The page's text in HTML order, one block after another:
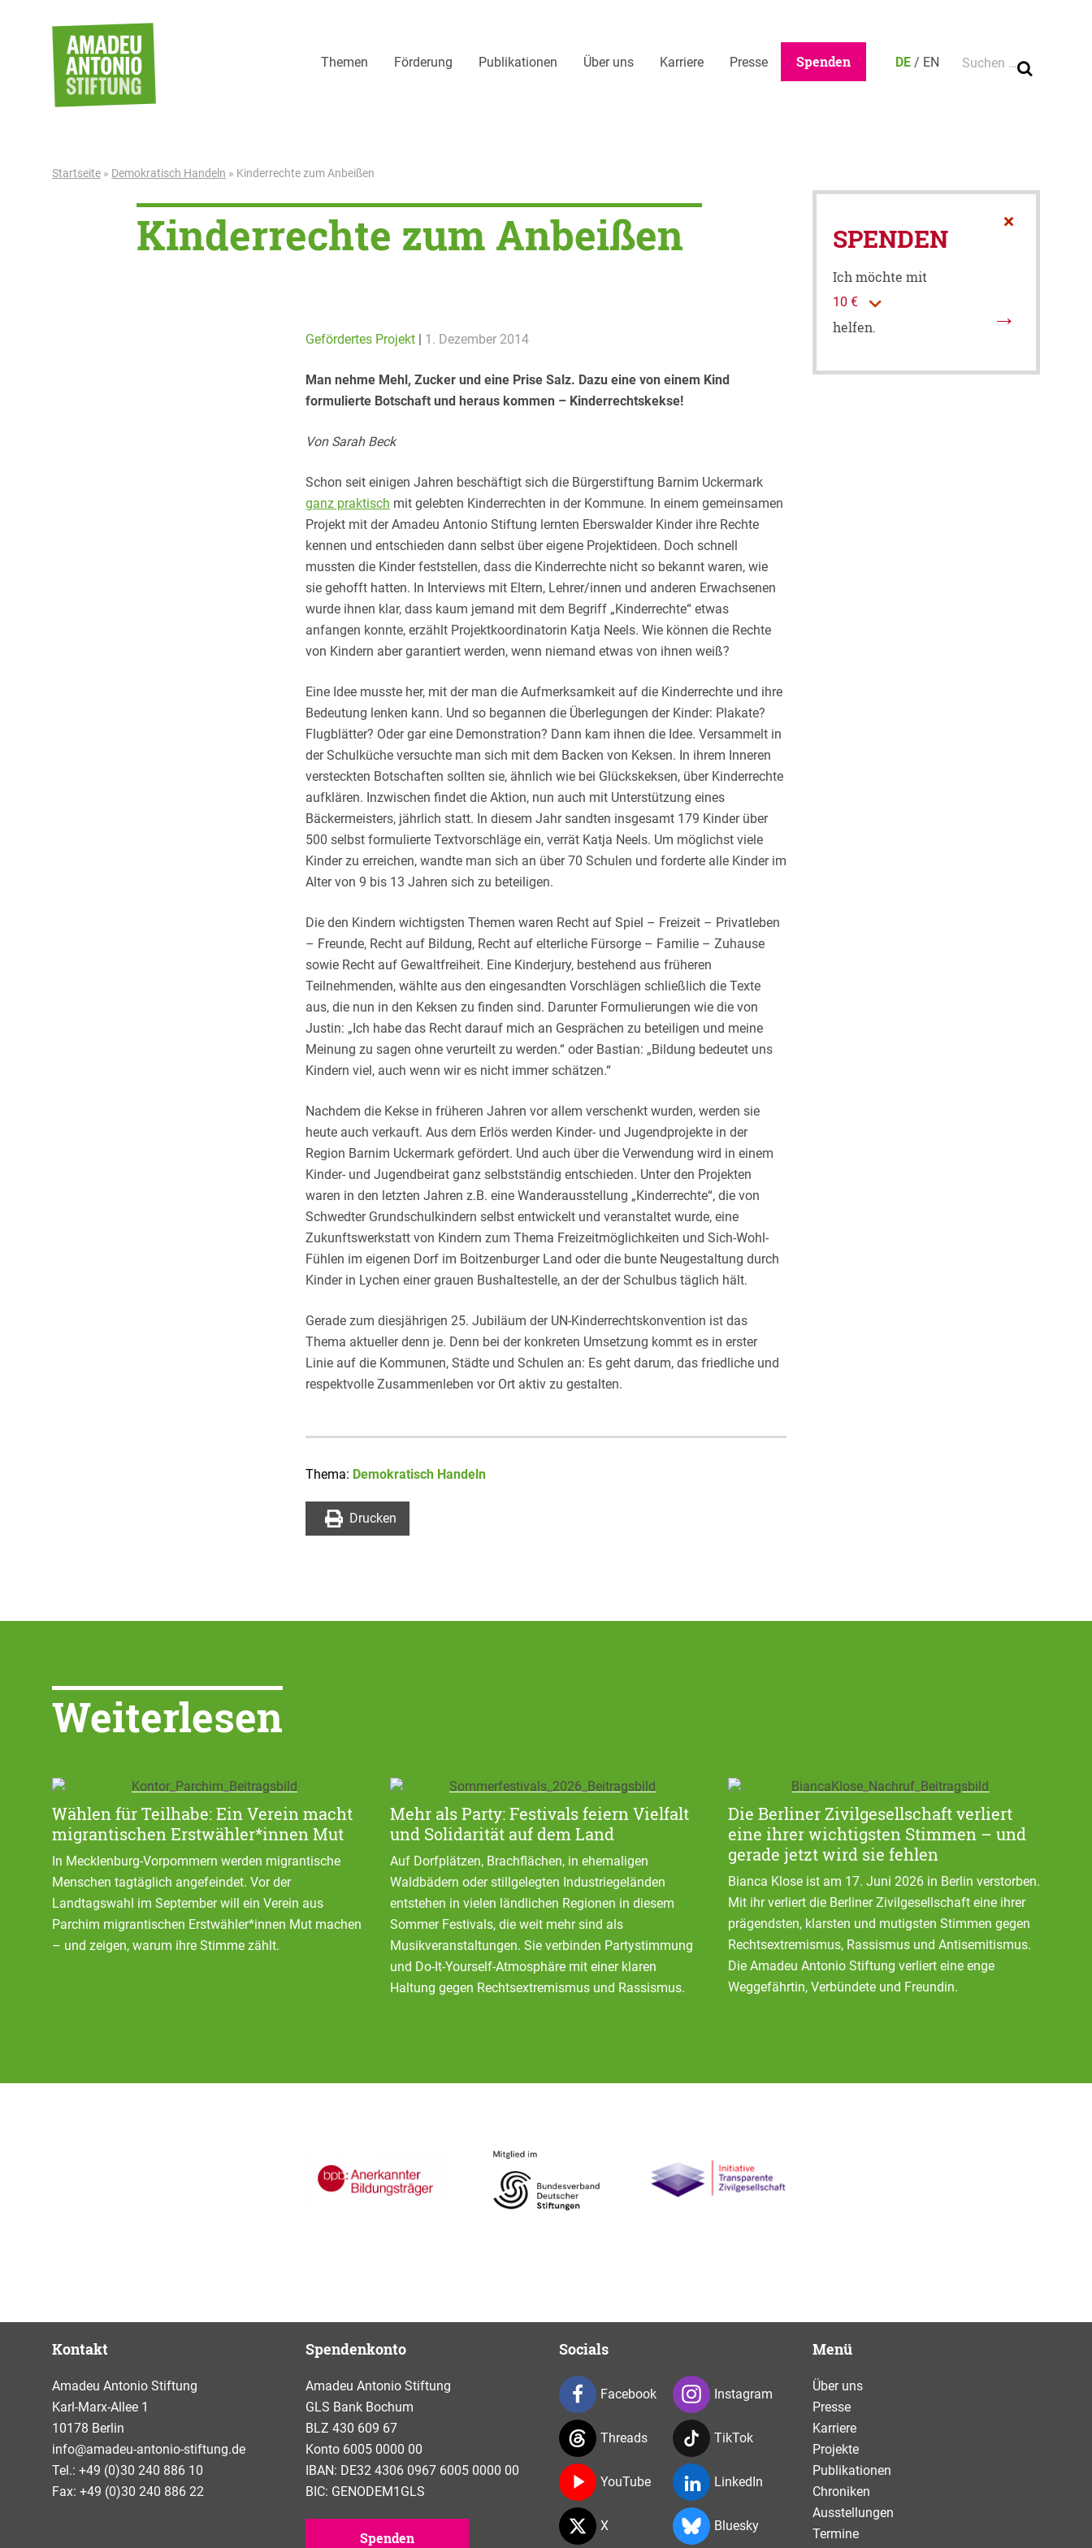
Themen Förderung Publikationen Über uns Karriere Presse Spenden DE / EN Suche nach:
Startseite » Demokratisch Handeln » Kinderrechte zum Anbeißen
Kinderrechte zum Anbeißen
Gefördertes Projekt | 1. Dezember 2014
Man nehme Mehl, Zucker und eine Prise Salz. Dazu eine von einem Kind
formulierte Botschaft und heraus kommen – Kinderrechtskekse!
Von Sarah Beck
Schon seit einigen Jahren beschäftigt sich die Bürgerstiftung Barnim Uckermark
ganz praktisch mit gelebten Kinderrechten in der Kommune. In einem gemeinsamen
Projekt mit der Amadeu Antonio Stiftung lernten Eberswalder Kinder ihre Rechte
kennen und entschieden dann selbst über eigene Projektideen. Doch schnell
mussten die Kinder feststellen, dass die Kinderrechte nicht so bekannt waren, wie
sie gehofft hatten. In Interviews mit Eltern, Lehrer/innen und anderen Erwachsenen
wurde ihnen klar, dass kaum jemand mit dem Begriff „Kinderrechte“ etwas
anfangen konnte, erzählt Projektkoordinatorin Katja Neels. Wie können die Rechte
von Kindern aber garantiert werden, wenn niemand etwas von ihnen weiß?
Eine Idee musste her, mit der man die Aufmerksamkeit auf die Kinderrechte und ihre
Bedeutung lenken kann. Und so begannen die Überlegungen der Kinder: Plakate?
Flugblätter? Oder gar eine Demonstration? Dann kam ihnen die Idee. Versammelt in
der Schulküche versuchte man sich mit dem Backen von Keksen. In ihrem Inneren
versteckten Botschaften sollten sie, ähnlich wie bei Glückskeksen, über Kinderrechte
aufklären. Inzwischen findet die Aktion, nun auch mit Unterstützung eines
Bäckermeisters, jährlich statt. In diesem Jahr sandten insgesamt 179 Kinder über
500 selbst formulierte Textvorschläge ein, verrät Katja Neels. Um möglichst viele
Kinder zu erreichen, wandte man sich an über 70 Schulen und forderte alle Kinder im
Alter von 9 bis 13 Jahren sich zu beteiligen.
Die den Kindern wichtigsten Themen waren Recht auf Spiel – Freizeit – Privatleben
– Freunde, Recht auf Bildung, Recht auf elterliche Fürsorge – Familie – Zuhause
sowie Recht auf Gewaltfreiheit. Eine Kinderjury, bestehend aus früheren
Teilnehmenden, wählte aus den eingesandten Vorschlägen schließlich die Texte
aus, die nun in den Keksen zu finden sind. Darunter Formulierungen wie die von
Justin: „Ich habe das Recht darauf mich an Gesprächen zu beteiligen und meine
Meinung zu sagen ohne verurteilt zu werden.“ oder Bastian: „Bildung bedeutet uns
Kindern viel, auch wenn wir es nicht immer schätzen.“
Nachdem die Kekse in früheren Jahren vor allem verschenkt wurden, werden sie
heute auch verkauft. Aus dem Erlös werden Kinder- und Jugendprojekte in der
Region Barnim Uckermark gefördert. Und auch über die Verwendung wird in einem
Kinder- und Jugendbeirat ganz selbstständig entschieden. Unter den Projekten
waren in den letzten Jahren z.B. eine Wanderausstellung „Kinderrechte“, die von
Schwedter Grundschulkindern selbst entwickelt und veranstaltet wurde, eine
Zukunftswerkstatt von Kindern zum Thema Freizeitmöglichkeiten und Sich-Wohl-
Fühlen im eigenen Dorf im Boitzenburger Land oder die bunte Neugestaltung durch
Kinder in Lychen einer grauen Bushaltestelle, an der der Schulbus täglich hält.
Gerade zum diesjährigen 25. Jubiläum der UN-Kinderrechtskonvention ist das
Thema aktueller denn je. Denn bei der konkreten Umsetzung kommt es in erster
Linie auf die Kommunen, Städte und Schulen an: Es geht darum, das friedliche und
respektvolle Zusammenleben vor Ort aktiv zu gestalten.
Thema: Demokratisch Handeln
Drucken
×
SPENDEN
Ich möchte mit
helfen.
Weiterlesen
Wählen für Teilhabe: Ein Verein macht
migrantischen Erstwähler*innen Mut
In Mecklenburg-Vorpommern werden migrantische
Menschen tagtäglich angefeindet. Vor der
Landtagswahl im September will ein Verein aus
Parchim migrantischen Erstwähler*innen Mut machen
– und zeigen, warum ihre Stimme zählt.
Mehr als Party: Festivals feiern Vielfalt
und Solidarität auf dem Land
Auf Dorfplätzen, Brachflächen, in ehemaligen
Waldbädern oder stillgelegten Industriegeländen
entstehen in vielen ländlichen Regionen in diesem
Sommer Festivals, die weit mehr sind als
Musikveranstaltungen. Sie verbinden Partystimmung
und Do-It-Yourself-Atmosphäre mit einer klaren
Haltung gegen Rechtsextremismus und Rassismus.
Die Berliner Zivilgesellschaft verliert
eine ihrer wichtigsten Stimmen – und
gerade jetzt wird sie fehlen
Bianca Klose ist am 17. Juni 2026 in Berlin verstorben.
Mit ihr verliert die Berliner Zivilgesellschaft eine ihrer
prägendsten, klarsten und mutigsten Stimmen gegen
Rechtsextremismus, Rassismus und Antisemitismus.
Die Amadeu Antonio Stiftung verliert eine enge
Weggefährtin, Verbündete und Freundin.
Kontakt
Amadeu Antonio Stiftung
Karl-Marx-Allee 1
10178 Berlin
info@amadeu-antonio-stiftung.de
Tel.: +49 (0)30 240 886 10
Fax: +49 (0)30 240 886 22
Spendenkonto
Amadeu Antonio Stiftung
GLS Bank Bochum
BLZ 430 609 67
Konto 6005 0000 00
IBAN: DE32 4306 0967 6005 0000 00
BIC: GENODEM1GLS
Spenden
Socials
Facebook Instagram
Threads TikTok
YouTube LinkedIn
X Bluesky
Menü
Über uns
Presse
Karriere
Projekte
Publikationen
Chroniken
Ausstellungen
Termine